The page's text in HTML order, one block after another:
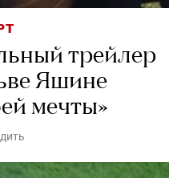
трейлер
Яшине
мечты»